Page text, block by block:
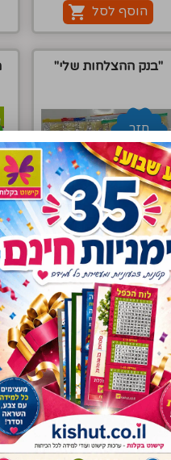
הוסף לסל
"בנק ההצלחות שלי"
חזר
למלאי !
21.00
₪
14.70
₪
הוסף לסל
לוח הכפל ענק!
חדש!!!
74.40
₪
58.40
₪
הוסף לסל